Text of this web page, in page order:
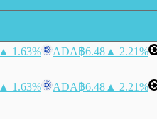
▲ 1.63% ADA฿6.48 ▲ 2.21%
▲ 1.63% ADA฿6.48 ▲ 2.21%